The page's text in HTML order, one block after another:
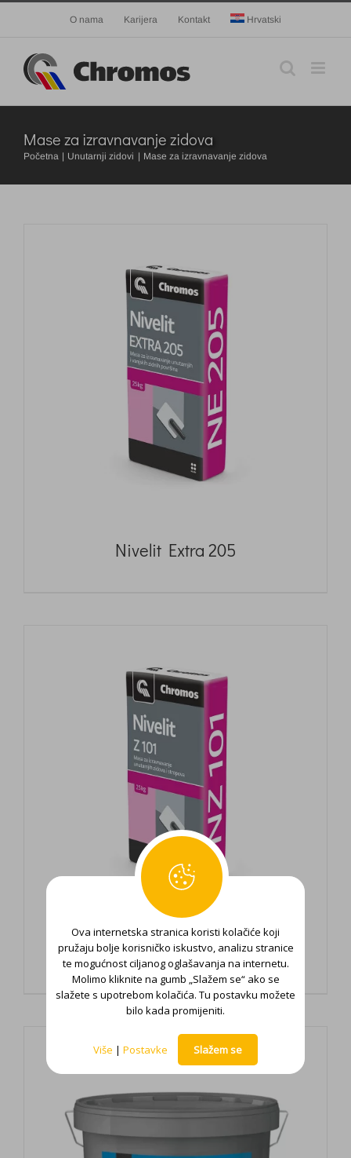
content
O nama Karijera Kontakt Hrvatski
Mase za izravnavanje zidova
Početna Unutarnji zidovi Mase za izravnavanje zidova
Nivelit Extra 205
Nivelit Z 101
Ova internetska stranica koristi kolačiće koji
pružaju bolje korisničko iskustvo, analizu stranice
te mogućnost ciljanog oglašavanja na internetu.
Molimo kliknite na gumb „Slažem se“ ako se
slažete s upotrebom kolačića. Tu postavku možete
bilo kada promijeniti.
Više | Postavke Slažem se